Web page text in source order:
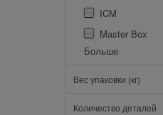
ICM
Master Box
Больше
Вес упаковки (кг)
Количество деталей